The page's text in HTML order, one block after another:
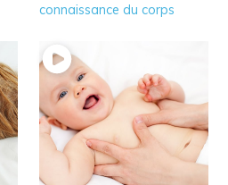
connaissance du corps
4 – Accompagner le
schéma corporel de